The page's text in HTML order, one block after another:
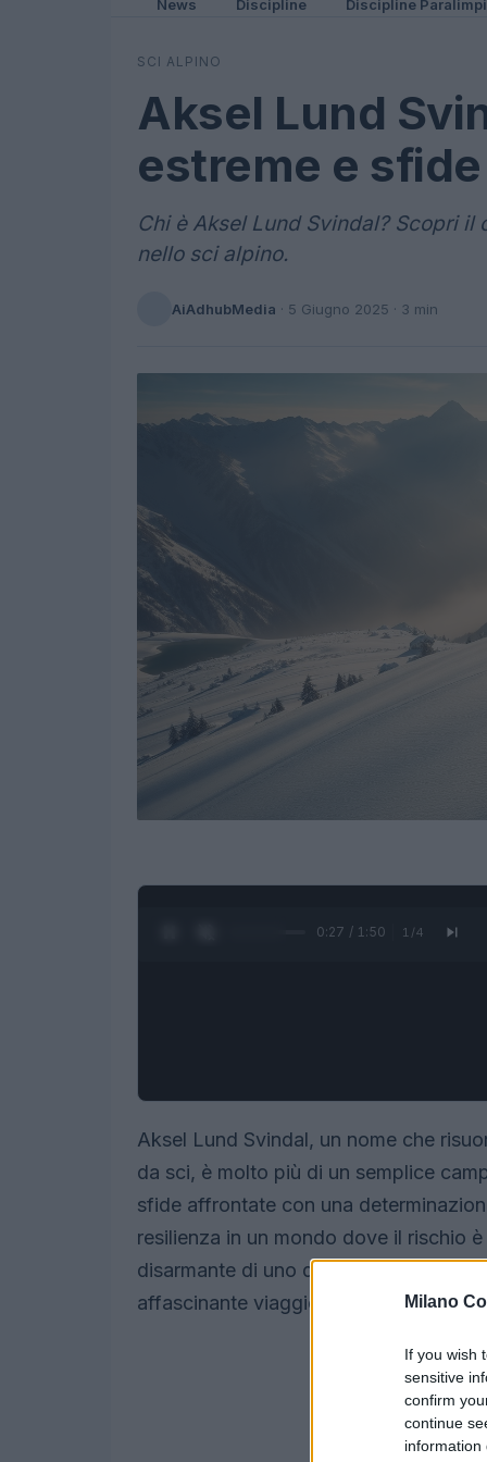
Milano
If you wish
sensitive
confirm
continue
information
News Discipline Discipline
SCI ALPINO
Aksel Lund
estreme e
Chi è Aksel Lund Svindal? Scopri
nello sci alpino.
AiAdhubMedia · 5 Giugno 2025 · 3 min
0:28 / 1:50 1 /4
Aksel Lund Svindal, un nome che
da sci, è molto più di un semplice
sfide affrontate con una
resilienza in un mondo dove il rischio
disarmante di uno degli atleti più
affascinante viaggio nella sua vita e